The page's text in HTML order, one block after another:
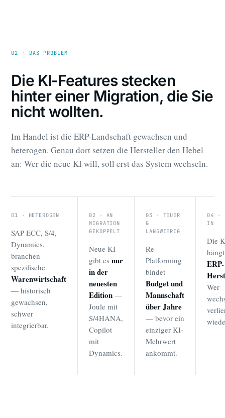
02 · DAS PROBLEM
Die KI-Features stecken
hinter einer Migration, die Sie
nicht wollten.
Im Handel ist die ERP-Landschaft gewachsen und
heterogen. Genau dort setzen die Hersteller den Hebel
an: Wer die neue KI will, soll erst das System wechseln.
01 · HETEROGEN
SAP ECC, S/4,
Dynamics,
branchen­
spezifische
Warenwirtschaft
— historisch
gewachsen,
schwer
integrierbar.
02 · AN
MIGRATION
GEKOPPELT
Neue KI
gibt esnur
in der
neuesten
Edition —
Joule mit
S/4HANA,
Copilot
mit
Dynamics.
03 · TEUER
&
LANGWIERIG
Re-
Platforming
bindet
Budget und
Mannschaft
über Jahre
— bevor ein
einziger KI-
Mehrwert
ankommt.
04 ·
IN
Die
ERP-
Wer